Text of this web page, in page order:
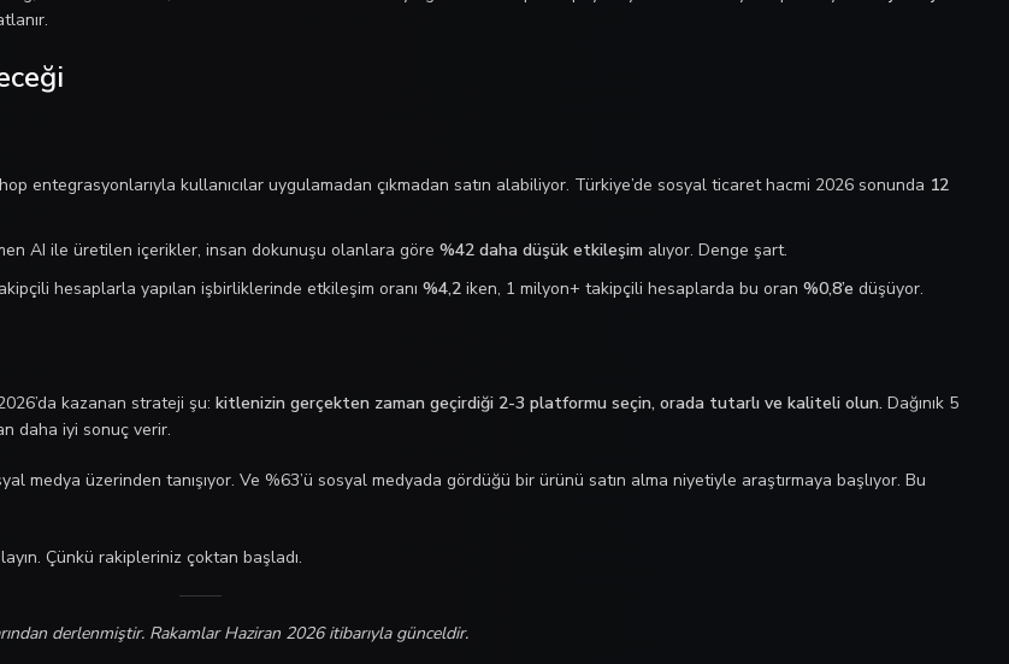
entegrasyonlarıyla kullanıcılar uygulamadan çıkmadan satın alabiliyor. Türkiye’de sosyal ticaret hacmi 2026 sonunda 12
AI ile üretilen içerikler, insan dokunuşu olanlara göre %42 daha düşük etkileşim alıyor. Denge şart.
hesaplarla yapılan işbirliklerinde etkileşim oranı %4,2 iken, 1 milyon+ takipçili hesaplarda bu oran %0,8’e düşüyor.
kazanan strateji şu: kitlenizin gerçekten zaman geçirdiği 2-3 platformu seçin, orada tutarlı ve kaliteli olun. Dağınık 5
daha iyi sonuç verir.
medya üzerinden tanışıyor. Ve %63’ü sosyal medyada gördüğü bir ürünü satın alma niyetiyle araştırmaya başlıyor. Bu
Çünkü rakipleriniz çoktan başladı.
derlenmiştir. Rakamlar Haziran 2026 itibarıyla günceldir.